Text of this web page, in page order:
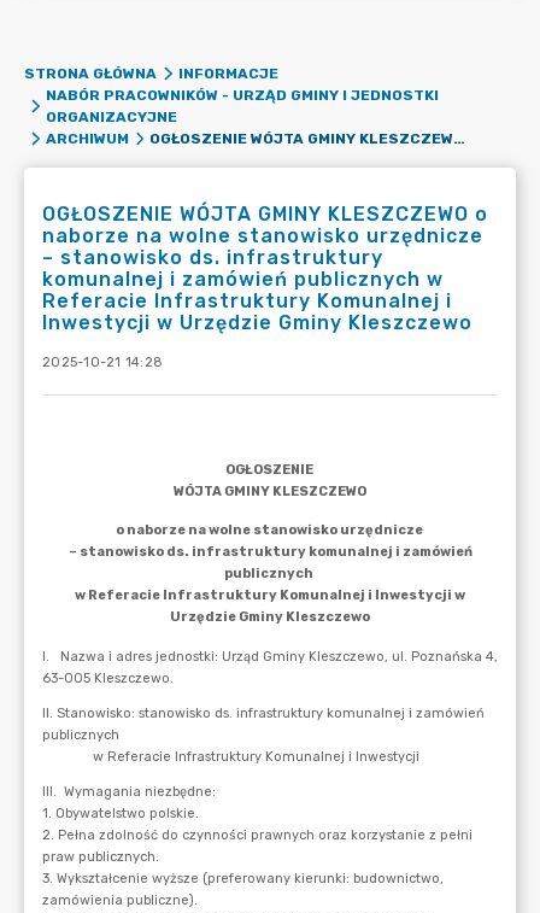
STRONA GŁÓWNA
INFORMACJE
NABÓR PRACOWNIKÓW - URZĄD GMINY I JEDNOSTKI
ORGANIZACYJNE
ARCHIWUM
OGŁOSZENIE WÓJTA GMINY KLESZCZEWO O NABORZE NA WOLNE STANOWISKO URZĘDNICZE – STANOWISKO DS. INFRASTRUKTURY KOMUNALNEJ I ZAMÓWIEŃ PUBLICZNYCH W REFERACIE INFRASTRUKTURY KOMUNALNEJ I INWESTYCJI W URZĘDZIE GMINY KLESZCZEWO
OGŁOSZENIE WÓJTA GMINY KLESZCZEWO o
naborze na wolne stanowisko urzędnicze
– stanowisko ds. infrastruktury
komunalnej i zamówień publicznych w
Referacie Infrastruktury Komunalnej i
Inwestycji w Urzędzie Gminy Kleszczewo
2025-10-21 14:28